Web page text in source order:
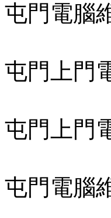
屯門電腦
屯門上門
屯門上門
屯門電腦